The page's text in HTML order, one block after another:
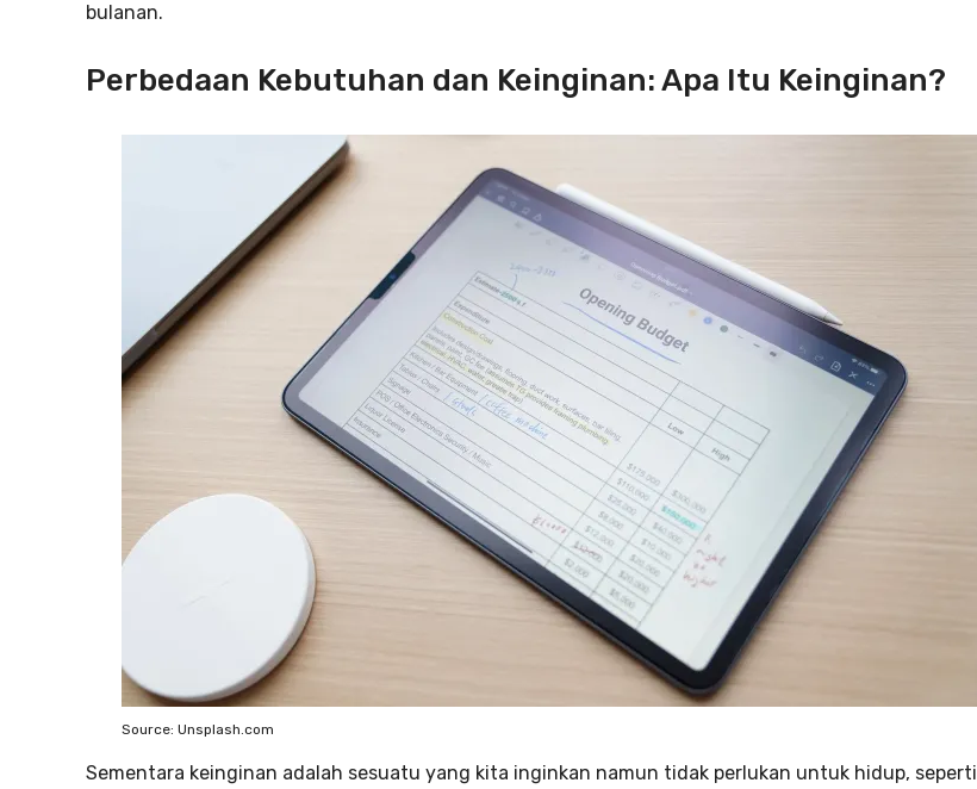
bulanan.
Perbedaan Kebutuhan dan Keinginan: Apa Itu Keinginan?
Source: Unsplash.com
Sementara keinginan adalah sesuatu yang kita inginkan namun tidak perlukan untuk hidup, seperti